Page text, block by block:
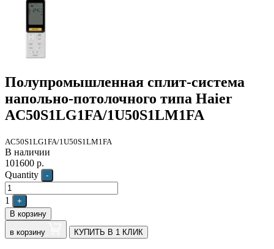
Полупромышленная сплит-система
напольно-потолочного типа Haier
AC50S1LG1FA/1U50S1LM1FA
AC50S1LG1FA/1U50S1LM1FA
В наличии
101600 р.
Quantity
-
1
+
В корзину
в корзину
КУПИТЬ В 1 КЛИК